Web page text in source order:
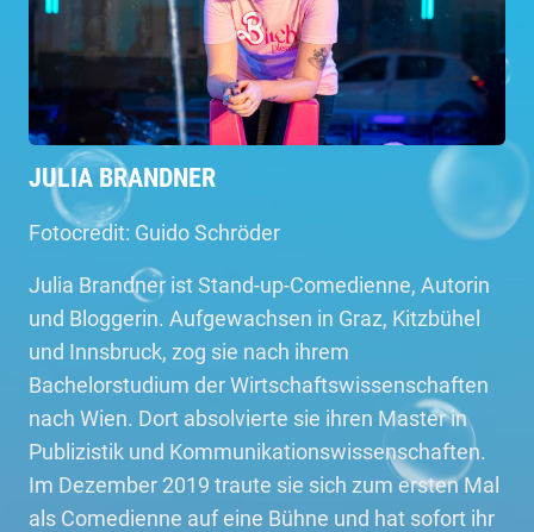
JULIA BRANDNER
Fotocredit: Guido Schröder
Julia Brandner ist Stand-up-Comedienne, Autorin
und Bloggerin. Aufgewachsen in Graz, Kitzbühel
und Innsbruck, zog sie nach ihrem
Bachelorstudium der Wirtschaftswissenschaften
nach Wien. Dort absolvierte sie ihren Master in
Publizistik und Kommunikationswissenschaften.
Im Dezember 2019 traute sie sich zum ersten Mal
als Comedienne auf eine Bühne und hat sofort ihr